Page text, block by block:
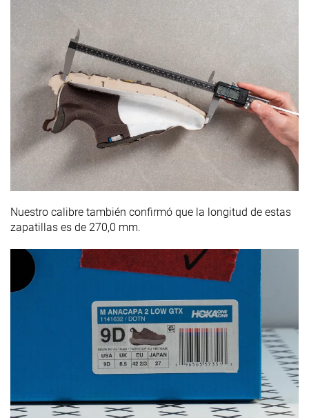
Nuestro calibre también confirmó que la longitud de estas
zapatillas es de 270,0 mm.